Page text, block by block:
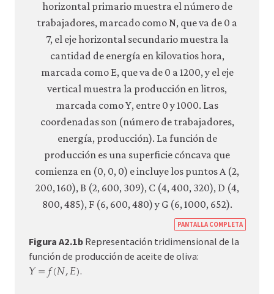
PANTALLA COMPLETA
Figura A2.1b Representación tridimensional de la
función de producción de aceite de oliva:
𝑌=𝑓(𝑁,𝐸)
Y= N, E) .